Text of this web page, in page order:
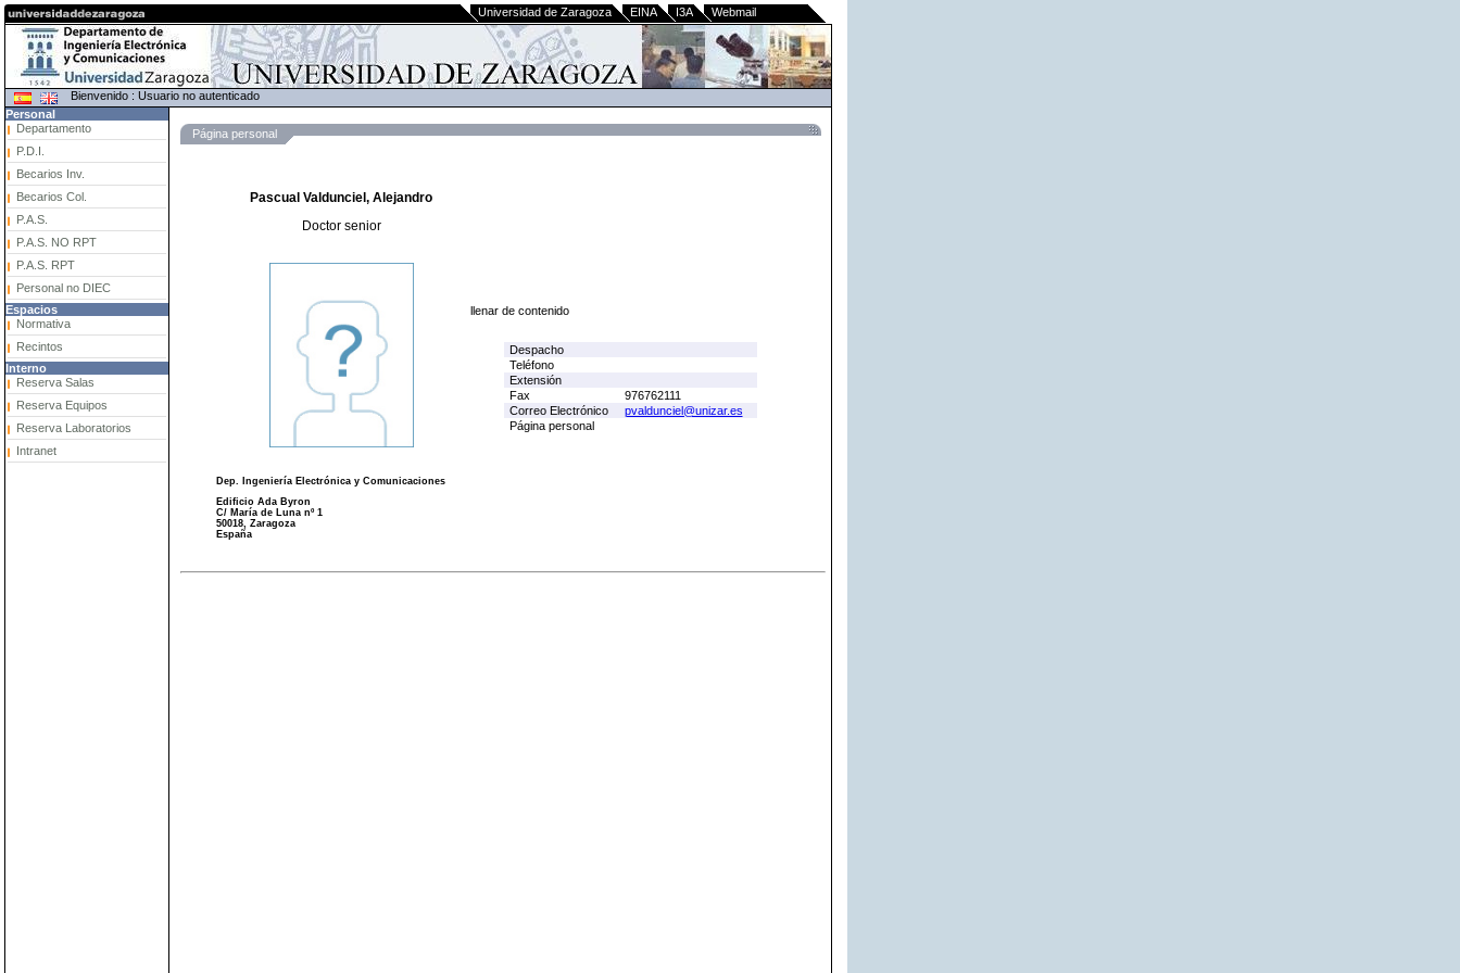
Universidad de Zaragoza EINA I3A Webmail
Bienvenido : Usuario no autenticado
Personal
Departamento
P.D.I.
Becarios Inv.
Becarios Col.
P.A.S.
P.A.S. NO RPT
P.A.S. RPT
Personal no DIEC
Espacios
Normativa
Recintos
Interno
Reserva Salas
Reserva Equipos
Reserva Laboratorios
Intranet
Página personal
Pascual Valdunciel, Alejandro
Doctor senior
Dep. Ingeniería Electrónica y Comunicaciones
Edificio Ada Byron
C/ María de Luna nº 1
50018, Zaragoza
España
llenar de contenido
Despacho
Teléfono
Extensión
Fax
976762111
Correo Electrónico
pvaldunciel@unizar.es
Página personal